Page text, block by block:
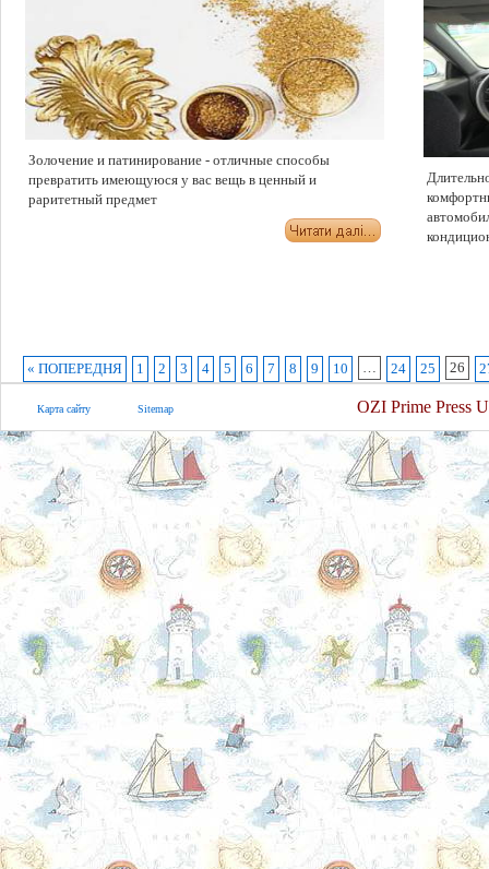
Золочение и патинирование - отличные способы
превратить имеющуюся у вас вещь в ценный и
раритетный предмет
« ПОПЕРЕДНЯ 1 2 3 4 5 6 7 8 9 10 … 24 25 26
Карта сайту Sitemap OZI Prime Press